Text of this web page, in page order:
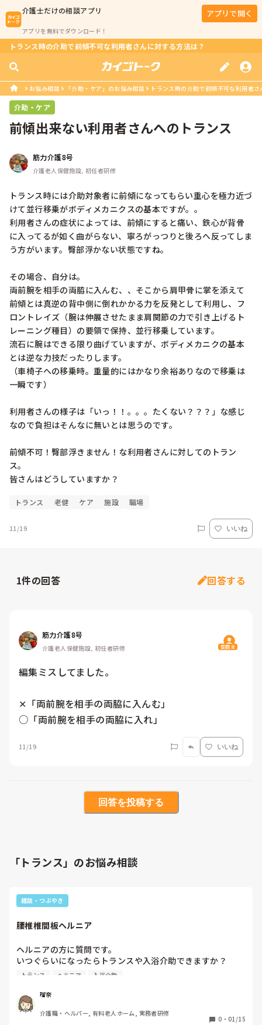
介護士だけの相談アプリ
アプリを無料でダウンロード！
アプリで開く
トランス時の介助で前傾不可な利用者さんに対する方法は？
お悩み相談 「介助・ケア」のお悩み相談 トランス時の介助で前傾不可な利用者
介助・ケア
前傾出来ない利用者さんへのトランス
筋力介護8号
介護老人保健施設, 初任者研修
トランス時には介助対象者に前傾になってもらい重心を極力近づ
けて並行移乗がボディメカニクスの基本ですが。。
利用者さんの症状によっては、前傾にすると痛い、鉄心が背骨
に入ってるが如く曲がらない、寧ろがっつりと後ろへ反ってしま
う方がいます。臀部浮かない状態ですね。
その場合、自分は。
両前腕を相手の両脇に入んむ、、そこから肩甲骨に掌を添えて
前傾とは真逆の背中側に倒れかかる力を反発として利用し、フ
ロントレイズ（腕は伸展させたまま肩関節の力で引き上げるト
レーニング種目）の要領で保持、並行移乗しています。
流石に腕はできる限り曲げていますが、ボディメカニクの基本
とは逆な力技だったりします。
（車椅子への移乗時。重量的にはかなり余裕ありなので移乗は
一瞬です）
利用者さんの様子は「いっ！！。。。たくない？？？」な感じ
なので負担はそんなに無いとは思うのです。
前傾不可！臀部浮きません！な利用者さんに対してのトラン
ス。
皆さんはどうしていますか？
トランス 老健 ケア 施設 職場
11/19 いいね
1件の回答 回答する
筋力介護8号
介護老人保健施設, 初任者研修 質問主
編集ミスしてました。
✕「両前腕を相手の両脇に入んむ」
○「両前腕を相手の両脇に入れ」
11/19 いいね
回答を投稿する
「トランス」のお悩み相談
雑談・つぶやき
腰椎椎間板ヘルニア
ヘルニアの方に質問です。
いつぐらいになったらトランスや入浴介助できますか？
まだ痛みが強く、薬飲んだりリハビリも週２でいってますが
先生は保存治療でって言われました。
なんだか今後が不安で仕方ありません😥
トランス ヘルニア 入浴介助
瑠奈
介護職・ヘルパー, 有料老人ホーム, 実務者研修
0 ・ 01/15